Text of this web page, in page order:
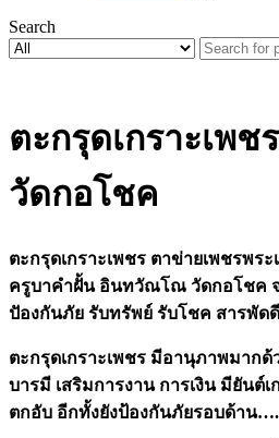
Search
ตะกรุดเกราะเพ
วัดกอโชค
ตะกรุดเกราะเพชร ตาข่ายเพชรพระ
ครูบาคำฝั้น อินทวัณโณ วัดกอโชค จ
ปัองกันภัย รับทรัพย์ รับโชค สารพัดดี
ตะกรุดเกราะเพชร มีอานุภาพมาก
บารมี เสริมการงาน การเงิน มียันต์
ตกอับ อีกทั้งยังป้องกันภัยรอบด้าน….